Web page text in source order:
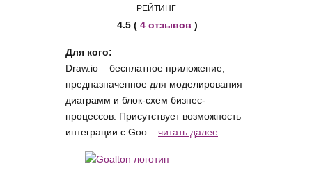
РЕЙТИНГ
4.5 ( 4 отзывов )
Для кого:
Draw.io – бесплатное приложение,
предназначенное для моделирования
диаграмм и блок-схем бизнес-
процессов. Присутствует возможность
интеграции с Goo... читать далее